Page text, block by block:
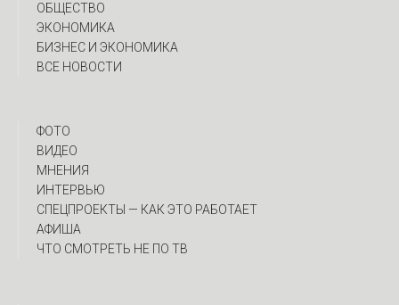
ОБЩЕСТВО
ЭКОНОМИКА
БИЗНЕС И ЭКОНОМИКА
ВСЕ НОВОСТИ
ФОТО
ВИДЕО
МНЕНИЯ
ИНТЕРВЬЮ
CПЕЦПРОЕКТЫ — КАК ЭТО РАБОТАЕТ
АФИША
ЧТО СМОТРЕТЬ НЕ ПО ТВ